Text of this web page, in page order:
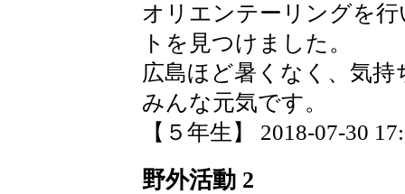
オリエンテーリングを
トを見つけました。
広島ほど暑くなく、気
みんな元気です。
【５年生】 2018-07-30
野外活動 2